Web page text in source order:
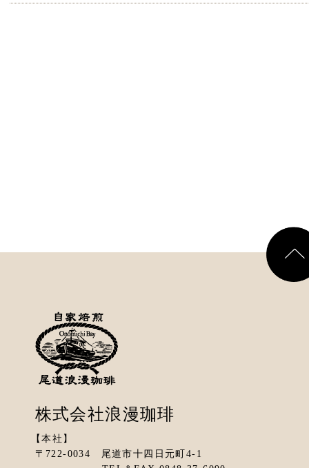
株式会社浪漫珈琲
【本社】
〒722-0034 尾道市十四日元町4-1